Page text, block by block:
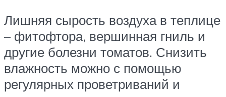
Лишняя сырость воздуха в теплице
– фитофтора, вершинная гниль и
другие болезни томатов. Снизить
влажность можно с помощью
регулярных проветриваний и